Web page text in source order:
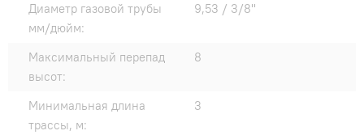
Диаметр газовой трубы
мм/дюйм:
9,53 / 3/8"
Максимальный перепад
высот:
8
Минимальная длина
трассы, м:
3